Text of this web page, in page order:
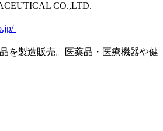
CO.,LTD.
を製造販売。医薬品・医療機器や健